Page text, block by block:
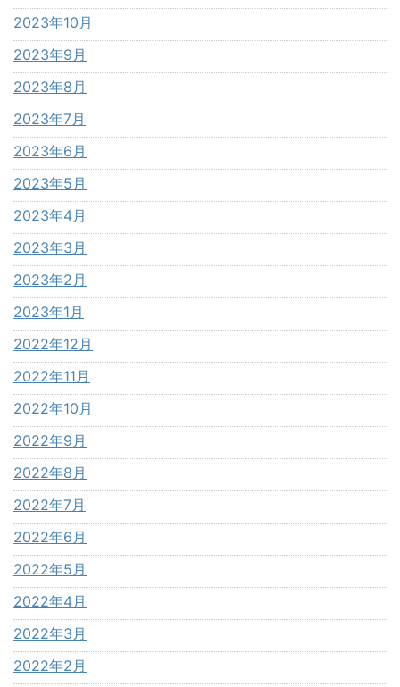
2023年10月
2023年9月
2023年8月
2023年7月
2023年6月
2023年5月
2023年4月
2023年3月
2023年2月
2023年1月
2022年12月
2022年11月
2022年10月
2022年9月
2022年8月
2022年7月
2022年6月
2022年5月
2022年4月
2022年3月
2022年2月